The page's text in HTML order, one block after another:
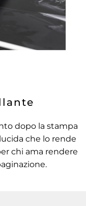
dopo la stampa
che lo rende
chi ama rendere